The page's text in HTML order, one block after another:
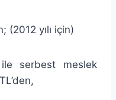
(2012 yılı için)
ile serbest meslek